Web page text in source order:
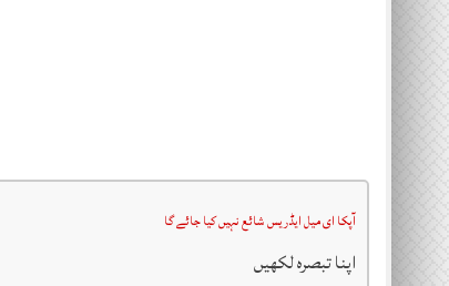
آپکا ای میل ایڈریس شائع نہیں کیا جائے گا
اپنا تبصرہ لکھیں